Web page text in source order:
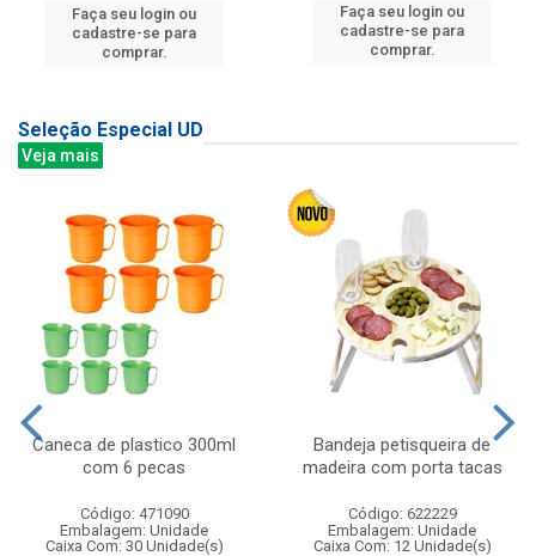
Faça seu login ou
cadastre-se para
comprar.
Faça seu login ou
cadastre-se para
comprar.
Seleção Especial UD
Veja mais
Caneca de plastico 300ml
com 6 pecas
Código: 471090
Embalagem: Unidade
Caixa Com: 30 Unidade(s)
Bandeja petisqueira de
madeira com porta tacas
Código: 622229
Embalagem: Unidade
Caixa Com: 12 Unidade(s)